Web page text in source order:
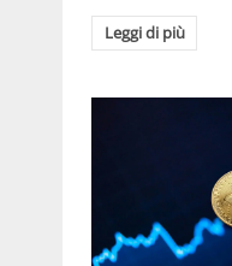
Leggi di più